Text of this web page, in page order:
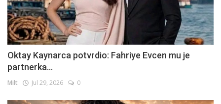
Oktay Kaynarca potvrdio: Fahriye Evcen mu je
partnerka...
Milt Jul 29, 2026 0